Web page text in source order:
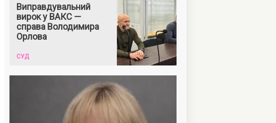
Виправдувальний
вирок у ВАКС —
справа Володимира
Орлова
СУД